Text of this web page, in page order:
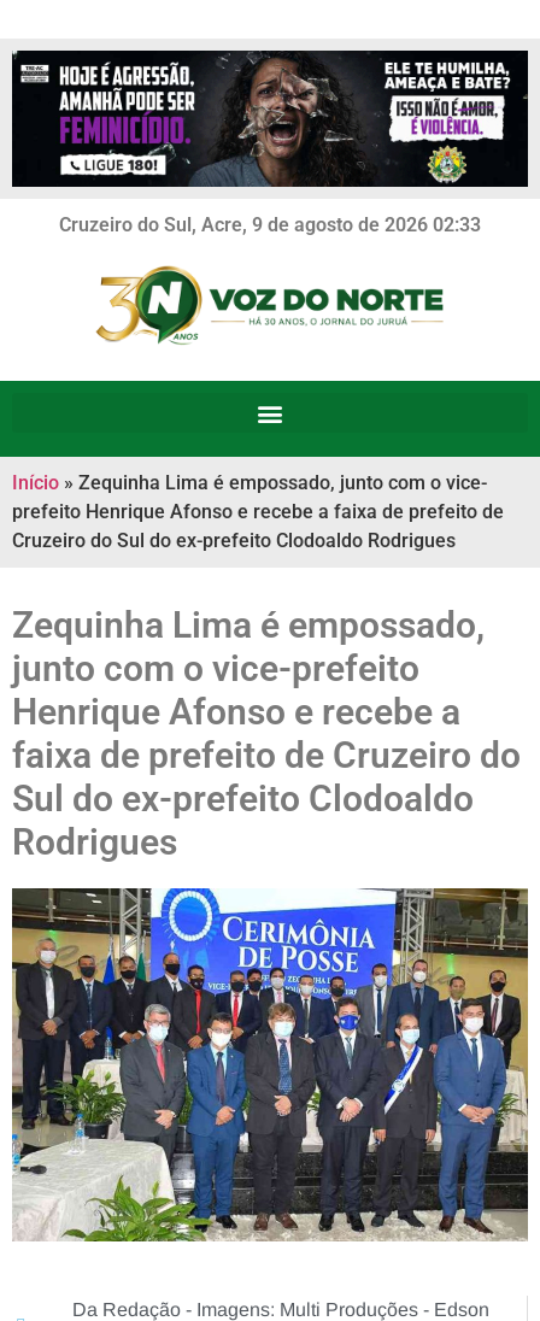
Cruzeiro do Sul, Acre, 9 de agosto de 2026 02:33
Início » Zequinha Lima é empossado, junto com o vice-
prefeito Henrique Afonso e recebe a faixa de prefeito de
Cruzeiro do Sul do ex-prefeito Clodoaldo Rodrigues
Zequinha Lima é empossado,
junto com o vice-prefeito
Henrique Afonso e recebe a
faixa de prefeito de Cruzeiro do
Sul do ex-prefeito Clodoaldo
Rodrigues
Da Redação - Imagens: Multi Produções - Edson